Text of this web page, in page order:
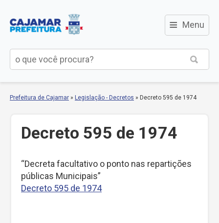
≡ Menu
Prefeitura de Cajamar » Legislação - Decretos » Decreto 595 de 1974
Decreto 595 de 1974
“Decreta facultativo o ponto nas repartições
públicas Municipais”
Decreto 595 de 1974